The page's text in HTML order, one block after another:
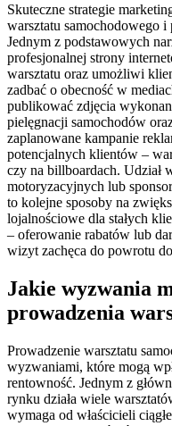
Skuteczne strategie
warsztatu samochodowego
Jednym z podstawowych
profesjonalnej strony
warsztatu oraz umożliwi
zadbać o obecność w
publikować zdjęcia
pielęgnacji samochodów
zaplanowane kampanie
potencjalnych klientów –
czy na billboardach. Udział
motoryzacyjnych lub
to kolejne sposoby na
lojalnościowe dla stałych
– oferowanie rabatów lub
wizyt zachęca do powrotu
Jakie wyzwania
prowadzenia
Prowadzenie warsztatu
wyzwaniami, które mogą
rentowność. Jednym z
rynku działa wiele
wymaga od właścicieli